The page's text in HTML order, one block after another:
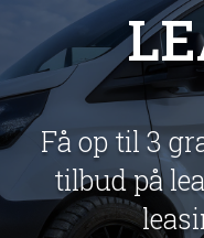
Få op til 3
tilbud på